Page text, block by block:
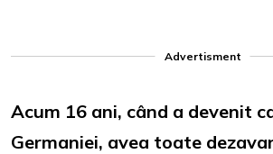
Advertisment
Acum 16 ani, când a devenit
Germaniei, avea toate